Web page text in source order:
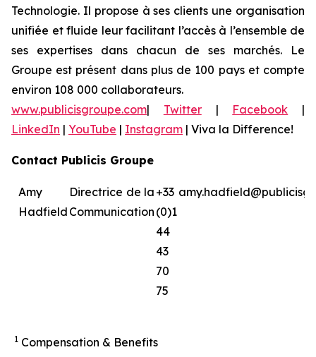
Technologie. Il propose à ses clients une organisation
unifiée et fluide leur facilitant l’accès à l’ensemble de
ses expertises dans chacun de ses marchés. Le
Groupe est présent dans plus de 100 pays et compte
environ 108 000 collaborateurs.
www.publicisgroupe.com| Twitter | Facebook |
LinkedIn | YouTube | Instagram | Viva la Difference!
Contact Publicis Groupe
Amy
Hadfield
Directrice de la
Communication
+33
(0)1
44
43
70
75
1 Compensation & Benefits